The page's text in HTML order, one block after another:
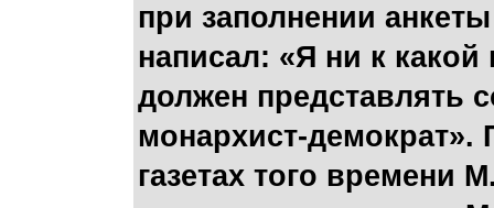
при заполнении
написал: «Я ни к
должен представлять
монархист-демократ».
газетах того времени